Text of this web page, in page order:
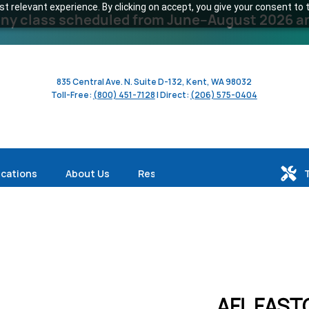
experience. By clicking on accept, you give your consent to
class scheduled from June–August 2026
835 Central Ave. N. Suite D-132, Kent, WA 98032
Toll-Free: (800) 451-7128| Direct: (206) 575-0404
About Us Resources